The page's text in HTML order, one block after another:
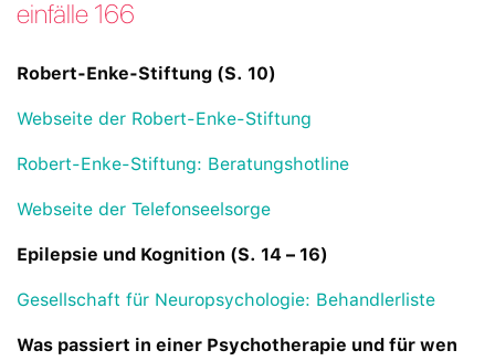
einfälle 166
Robert-Enke-Stiftung (S. 10)
Webseite der Robert-Enke-Stiftung
Robert-Enke-Stiftung: Beratungshotline
Webseite der Telefonseelsorge
Epilepsie und Kognition (S. 14 – 16)
Gesellschaft für Neuropsychologie: Behandlerliste
Was passiert in einer Psychotherapie und für wen